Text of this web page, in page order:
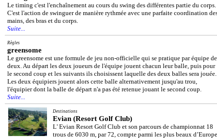
Le timing c'est l'enchaînement au cours du swing des différentes partie du corps.
C'est l'action de swinguer de manière rythmée avec une parfaite coordination
mains, des bras et du corps.
Suite...
Règles
greensome
Le greensome est une formule de jeu non-officielle qui se pratique par équipe de
deux. Au départ les deux joueurs de l'équipe jouent chacun leur balle, puis pour
le second coup et les suivants ils choisissent laquelle des deux balles sera jouée.
Les deux équipiers jouent alors cette balle alternativement jusqu'au trou,
l'équipier dont la balle de départ n'a pas été retenue jouant le second coup.
Suite...
Destinations
Evian (Resort Golf Club)
L' Evian Resort Golf Club et son parcours de championnat 18
trous de 6030 m, par 72, compte parmi les plus beaux